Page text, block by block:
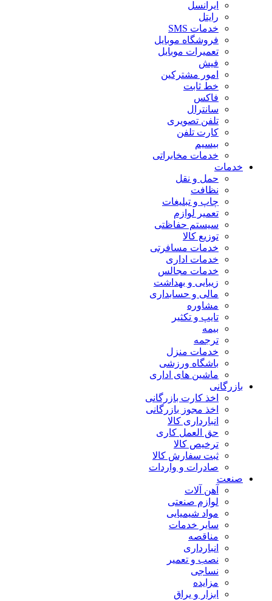
ایرانسل
رایتل
خدمات SMS
فروشگاه موبایل
تعمیرات موبایل
فیش
امور مشترکین
خط ثابت
فاکس
سانترال
تلفن تصویری
کارت تلفن
بیسیم
خدمات مخابراتی
خدمات
حمل و نقل
نظافت
چاپ و تبلیغات
تعمیر لوازم
سیستم حفاظتی
توزیع کالا
خدمات مسافرتی
خدمات اداری
خدمات مجالس
زیبایی و بهداشت
مالی و حسابداری
مشاوره
تایپ و تکثیر
بیمه
ترجمه
خدمات منزل
باشگاه ورزشی
ماشین های اداری
بازرگانی
اخذ کارت بازرگانی
اخذ مجوز بازرگانی
انبارداری کالا
حق العمل کاری
ترخیص کالا
ثبت سفارش کالا
صادرات و واردات
صنعت
آهن آلات
لوازم صنعتی
مواد شیمیایی
سایر خدمات
مناقصه
انبارداری
نصب و تعمیر
نساجی
مزایده
ابزار و یراق